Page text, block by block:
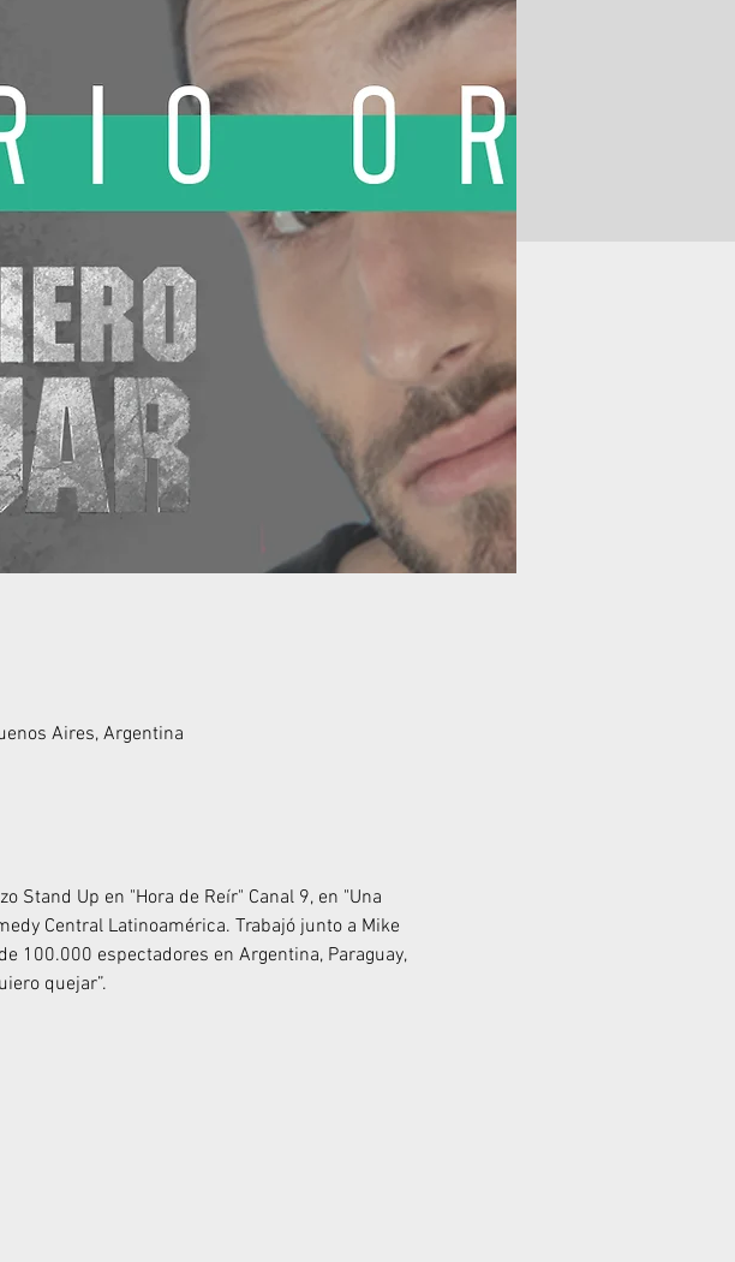
Aires, Argentina
Stand Up en "Hora de Reír" Canal 9, en "Una
Central Latinoamérica. Trabajó junto a Mike
100.000 espectadores en Argentina, Paraguay,
quejar”.